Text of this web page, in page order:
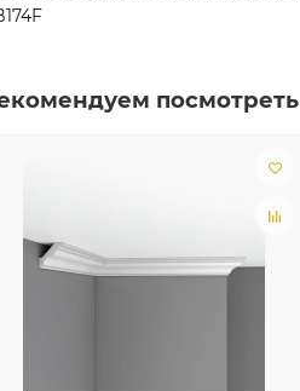
посмотреть